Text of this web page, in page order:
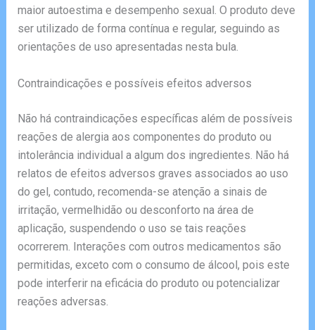
maior autoestima e desempenho sexual. O produto deve
ser utilizado de forma contínua e regular, seguindo as
orientações de uso apresentadas nesta bula.
Contraindicações e possíveis efeitos adversos
Não há contraindicações específicas além de possíveis
reações de alergia aos componentes do produto ou
intolerância individual a algum dos ingredientes. Não há
relatos de efeitos adversos graves associados ao uso
do gel, contudo, recomenda-se atenção a sinais de
irritação, vermelhidão ou desconforto na área de
aplicação, suspendendo o uso se tais reações
ocorrerem. Interações com outros medicamentos são
permitidas, exceto com o consumo de álcool, pois este
pode interferir na eficácia do produto ou potencializar
reações adversas.